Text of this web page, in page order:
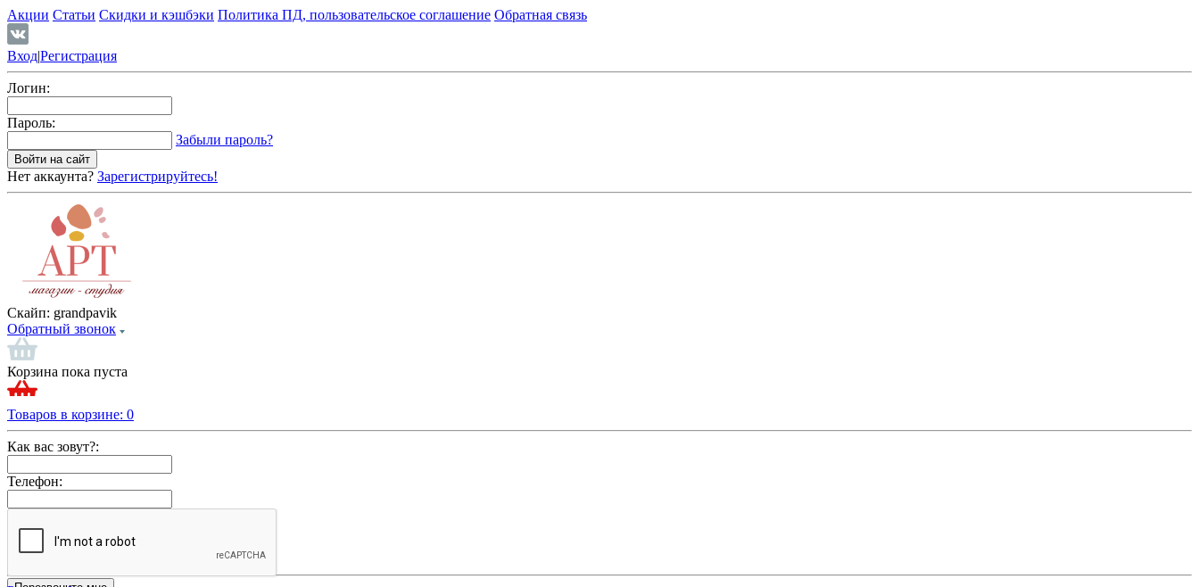
Акции Статьи Скидки и кэшбэки Политика ПД, пользовательское соглашение Обратная связь
Вход|Регистрация
Логин:
Пароль:
Забыли пароль?
Нет аккаунта? Зарегистрируйтесь!
Скайп: grandpavik
Обратный звонок
Корзина пока пуста
Товаров в корзине: 0
Как вас зовут?:
Телефон: